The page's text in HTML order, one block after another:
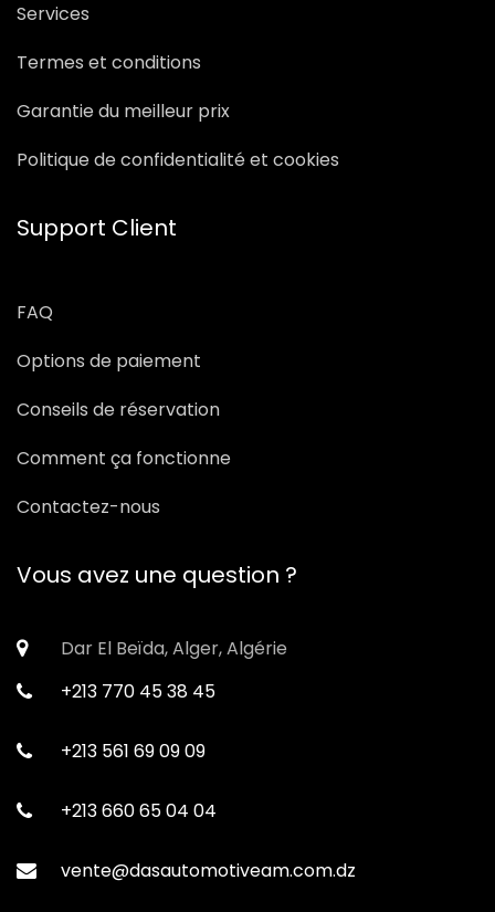
Services
Termes et conditions
Garantie du meilleur prix
Politique de confidentialité et cookies
Support Client
FAQ
Options de paiement
Conseils de réservation
Comment ça fonctionne
Contactez-nous
Vous avez une question ?
Dar El Beïda, Alger, Algérie
+213 770 45 38 45
+213 561 69 09 09
+213 660 65 04 04
vente@dasautomotiveam.com.dz